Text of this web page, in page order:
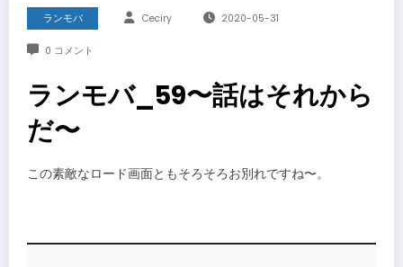
ランモバ Ceciry 2020-05-31
0 コメント
ランモバ_59〜話はそれから
だ〜
この素敵なロード画面ともそろそろお別れですね〜。